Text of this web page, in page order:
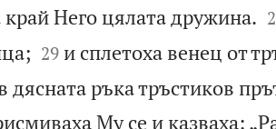
край Него цялата дружина.

29 и сплетоха венец от
дясната ръка тръстиков
Му се и казваха: